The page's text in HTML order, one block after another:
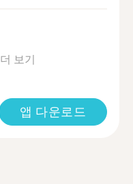
더 보기
앱 다운로드